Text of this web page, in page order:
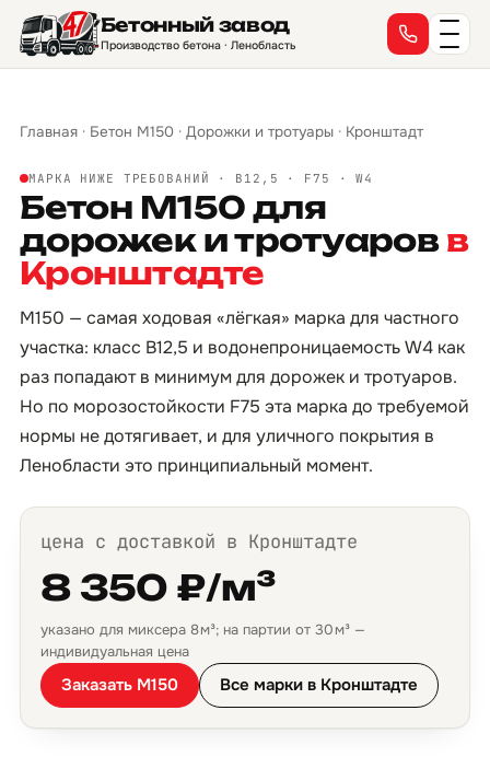
Бетонный завод
Производство бетона · Ленобласть
Главная · Бетон М150 · Дорожки и тротуары · Кронштадт
МАРКА НИЖЕ ТРЕБОВАНИЙ · B12,5 · F75 · W4
Бетон М150 для
дорожек и тротуаров в
Кронштадте
М150 — самая ходовая «лёгкая» марка для частного
участка: класс B12,5 и водонепроницаемость W4 как
раз попадают в минимум для дорожек и тротуаров.
Но по морозостойкости F75 эта марка до требуемой
нормы не дотягивает, и для уличного покрытия в
Ленобласти это принципиальный момент.
цена с доставкой в Кронштадте
8 350 ₽/м³
указано для миксера 8 м³; на партии от 30 м³ —
индивидуальная цена
Заказать М150 Все марки в Кронштадте